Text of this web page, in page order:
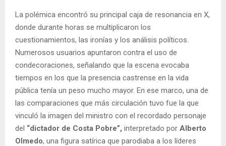
La polémica encontró su principal caja de resonancia en X,
donde durante horas se multiplicaron los
cuestionamientos, las ironías y los análisis políticos.
Numerosos usuarios apuntaron contra el uso de
condecoraciones, señalando que la escena evocaba
tiempos en los que la presencia castrense en la vida
pública tenía un peso mucho mayor. En ese marco, una de
las comparaciones que más circulación tuvo fue la que
vinculó la imagen del ministro con el recordado personaje
del “dictador de Costa Pobre”, interpretado por Alberto
Olmedo, una figura satírica que parodiaba a los líderes